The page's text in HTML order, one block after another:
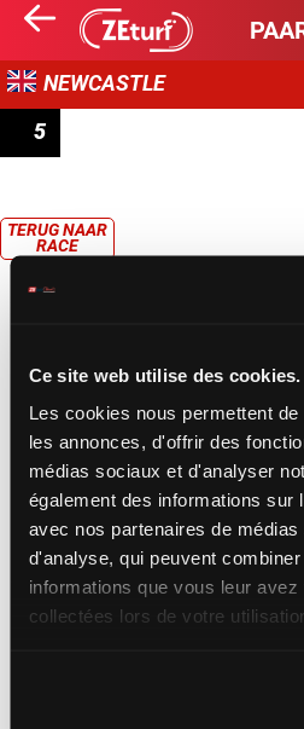
Ce site web utilise des cookies.
Les cookies nous permettent
les annonces, d'offrir des
médias sociaux et d'analyser
également des informations sur
avec nos partenaires de
d'analyse, qui peuvent
informations que vous leur
collectées lors de votre
NEWCASTLE
5
HANDICAP
TERUG NAAR
RACE